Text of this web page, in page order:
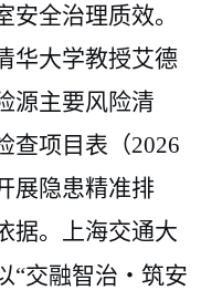
全治理质效。
华大学教授艾德
源主要风险清
查项目表（2026
展隐患精准排
据。上海交通大
“交融智治 ・ 筑安